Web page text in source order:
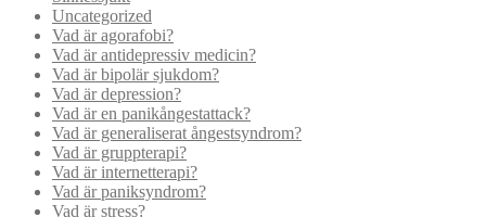
Uncategorized
Vad är agorafobi?
Vad är antidepressiv medicin?
Vad är bipolär sjukdom?
Vad är depression?
Vad är en panikångestattack?
Vad är generaliserat ångestsyndrom?
Vad är gruppterapi?
Vad är internetterapi?
Vad är paniksyndrom?
Vad är stress?